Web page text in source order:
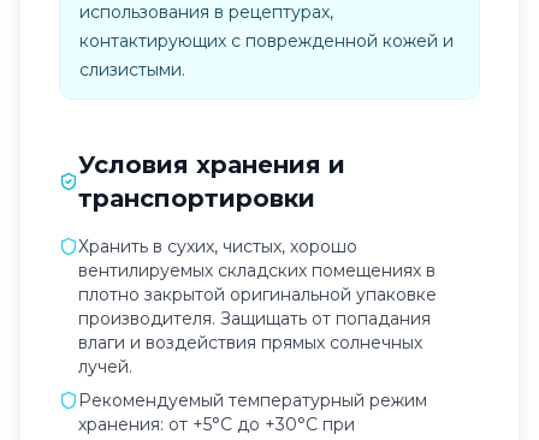
использования в рецептурах,
контактирующих с поврежденной кожей и
слизистыми.
Условия хранения и
транспортировки
Хранить в сухих, чистых, хорошо
вентилируемых складских помещениях в
плотно закрытой оригинальной упаковке
производителя. Защищать от попадания
влаги и воздействия прямых солнечных
лучей.
Рекомендуемый температурный режим
хранения: от +5°C до +30°C при